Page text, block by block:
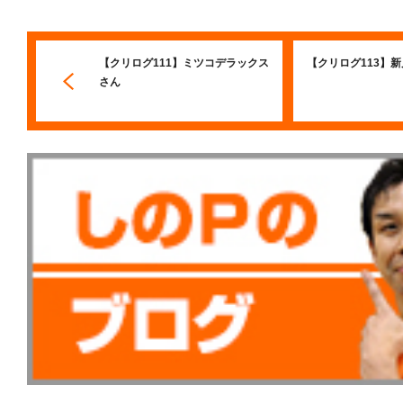
【クリログ111】ミツコデラックス
さん
【クリログ113】